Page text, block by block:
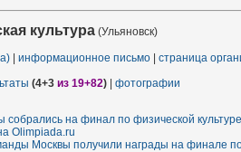
культура (Ульяновск)
информационное письмо
страница
(4+3 из 19+82)
фотографии
на финал по физической культуре
Olimpiada.ru
Москвы получили награды на финале